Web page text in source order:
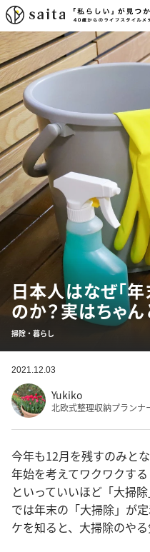
日本人はなぜ「
のか？実はちゃ
掃除・暮らし
2021.12.03
Yukiko
北欧式整理収納プランナ
今年も12月を残すのみと
年始を考えてワクワクす
といっていいほど「大掃
では年末の「大掃除」が
ケを知ると、大掃除のや